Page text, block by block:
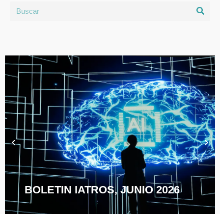
BOLETIN IATROS, JUNIO 2026